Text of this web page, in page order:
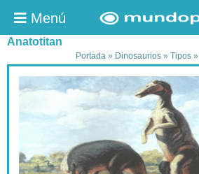
Menú
Anatotitan
Portada » Dinosaurios » Tipos »